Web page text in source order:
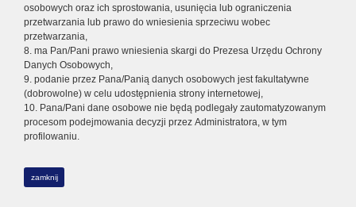
osobowych oraz ich sprostowania, usunięcia lub ograniczenia
przetwarzania lub prawo do wniesienia sprzeciwu wobec
przetwarzania,
8. ma Pan/Pani prawo wniesienia skargi do Prezesa Urzędu Ochrony
Danych Osobowych,
9. podanie przez Pana/Panią danych osobowych jest fakultatywne
(dobrowolne) w celu udostępnienia strony internetowej,
10. Pana/Pani dane osobowe nie będą podlegały zautomatyzowanym
procesom podejmowania decyzji przez Administratora, w tym
profilowaniu.
zamknij